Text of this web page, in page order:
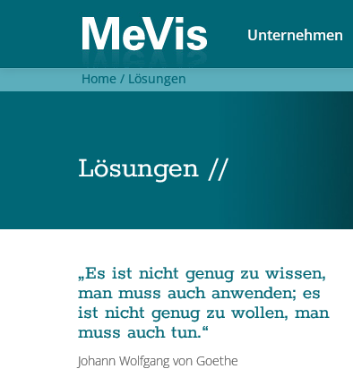
Unternehmen
Home / Lösungen
Lösungen //
„Es ist nicht genug zu wissen,
man muss auch anwenden; es
ist nicht genug zu wollen, man
muss auch tun.“
Johann Wolfgang von Goethe